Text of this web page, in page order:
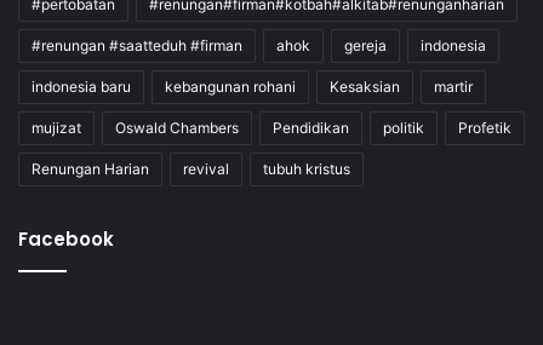
#pertobatan #renungan#firman#kotbah#alkitab#renunganharian
#renungan #saatteduh #firman ahok gereja indonesia
indonesia baru kebangunan rohani Kesaksian martir
mujizat Oswald Chambers Pendidikan politik Profetik
Renungan Harian revival tubuh kristus
Facebook